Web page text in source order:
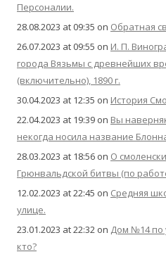
Персоналии.
28.08.2023 at 09:35 on Обратная
26.07.2023 at 09:55 on И. П.
города Вязьмы с древнейших
(включительно), 1890 г.
30.04.2023 at 12:35 on История
22.04.2023 at 19:39 on Вы
некогда носила название
28.03.2023 at 18:56 on О
Грюнвальдской битвы (по
12.02.2023 at 22:45 on Средняя
улице.
23.01.2023 at 22:32 on Дом №14 по
кто?